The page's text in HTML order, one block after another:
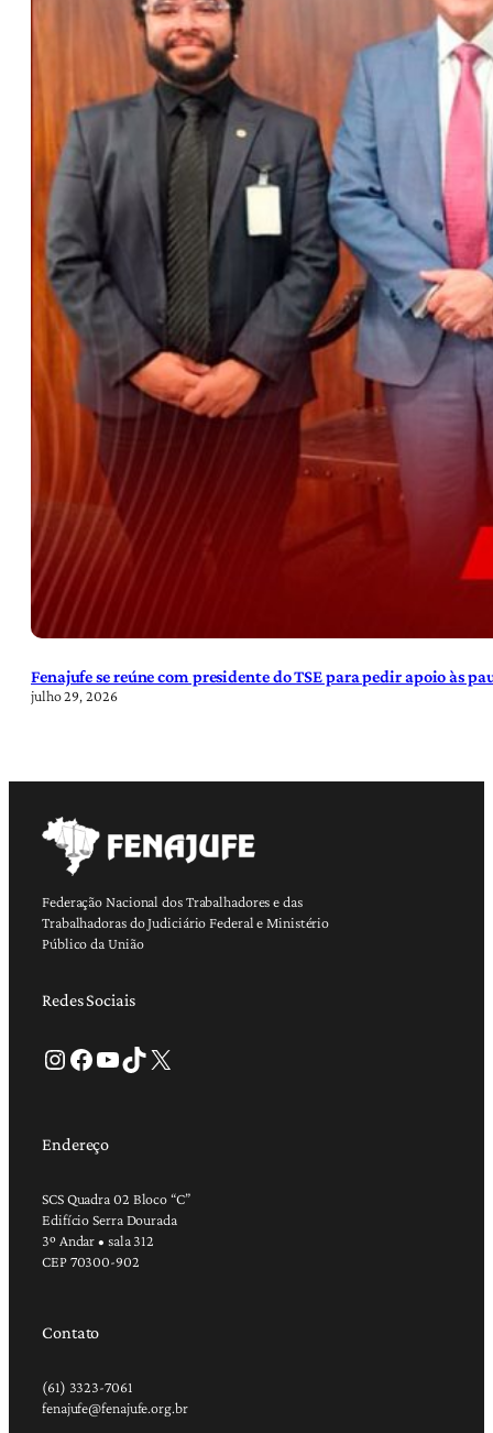
Fenajufe se reúne com presidente do TSE para pedir apoio às
julho 29, 2026
Federação Nacional dos Trabalhadores e das
Trabalhadoras do Judiciário Federal e Ministério
Público da União
Redes Sociais
Instagram Facebook Youtube TikTok X
Endereço
SCS Quadra 02 Bloco “C”
Edifício Serra Dourada
3º Andar • sala 312
CEP 70300-902
Contato
(61) 3323-7061
fenajufe@fenajufe.org.br